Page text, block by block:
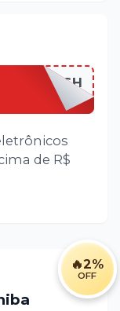
de R$
🔥2%
OFF